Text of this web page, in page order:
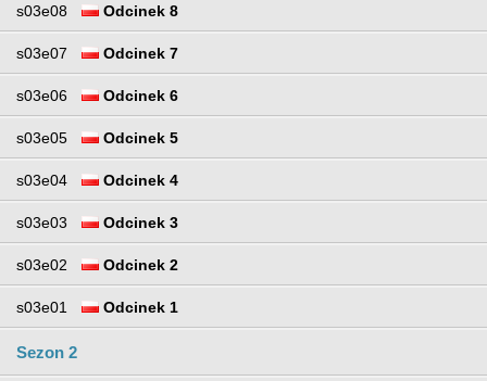
s03e08 Odcinek 8
s03e07 Odcinek 7
s03e06 Odcinek 6
s03e05 Odcinek 5
s03e04 Odcinek 4
s03e03 Odcinek 3
s03e02 Odcinek 2
s03e01 Odcinek 1
Sezon 2